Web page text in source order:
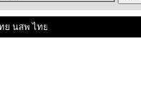
นสพ ไทยในสหราชอาณาจักร ติดต่อเ